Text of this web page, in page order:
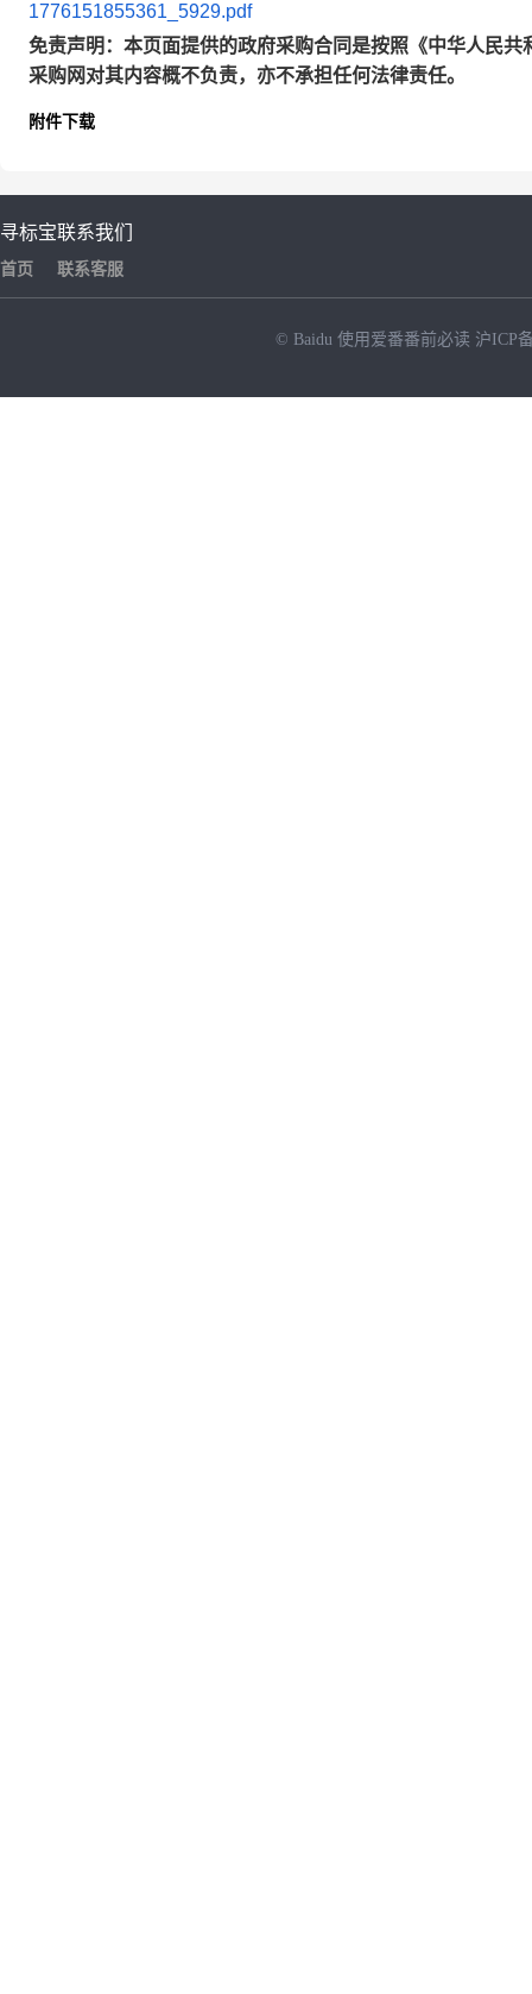
1776151855361_5929.pdf
免责声明：本页面提供的政府采购合同是按照《中华人民
采购网对其内容概不负责，亦不承担任何法律责任。
附件下载
寻标宝
首页
联系我们
联系客服
© Baidu 使用爱番番前必读 沪ICP